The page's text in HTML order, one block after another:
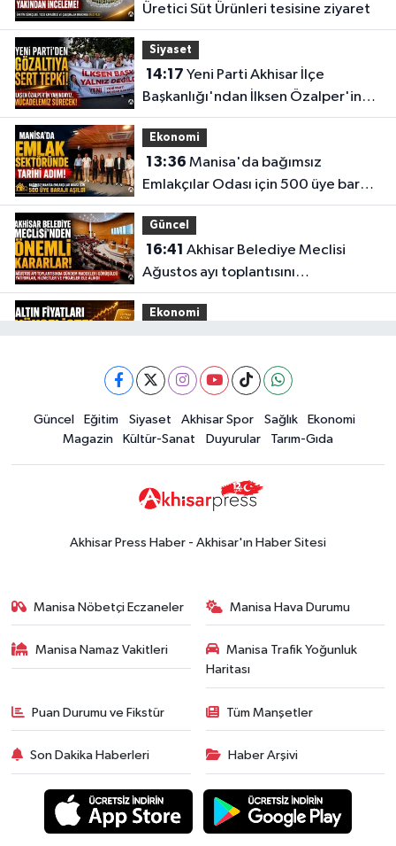
Üretici Süt Ürünleri tesisine ziyaret
Siyaset
14:17
Başkanlığı'ndan İlksen Özalper'in
gözaltına alınmasına tepki
Ekonomi
13:36
Emlakçılar Odası için 500 üye barajı
aşıldı
Güncel
16:41
Ağustos ayı toplantısını
gerçekleştirdi
Ekonomi
15:02Akhisar'da sıcak hava etkisini
sürdürüyor! İşte 5 günlük hava
durumu
Güncel
14:53
yükselişle başladı! İşte 3 Ağustos
Çanakkale'nin tarihini yerinde
yaşadı
Yerel Haber
19:00Kadın ve Çocuk Giyimde Yeni
Dönem: Minik Terzi’den Anne-
Çocuk Stilini Tamamlayan
Koleksiyonlar
Güncel
Güncel Eğitim Siyaset Akhisar Spor Sağlık
Ekonomi
Magazin
Kültür-Sanat Duyurular Tarım-Gıda
Akhisar Press Haber - Akhisar'ın Haber Sitesi
Manisa Nöbetçi Eczaneler Manisa Hava Durumu
Manisa Namaz Vakitleri
Manisa Trafik Yoğunluk
Haritası
Puan Durumu ve Fikstür Tüm Manşetler
Son Dakika Haberleri Haber Arşivi